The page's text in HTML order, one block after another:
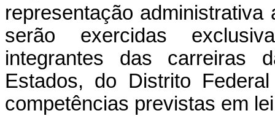
representação
serão exercidas
integrantes das carreiras
Estados, do Distrito
competências previstas em